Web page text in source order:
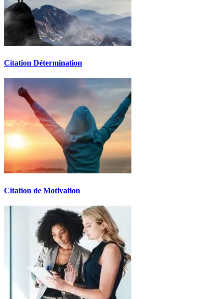
Citation Détermination
Citation de Motivation